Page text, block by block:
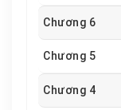
Chương 6
Chương 5
Chương 4